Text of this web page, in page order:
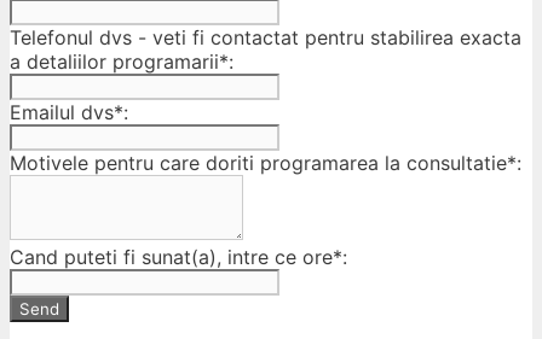
Telefonul dvs - veti fi contactat pentru stabilirea exacta
a detaliilor programarii*:
Emailul dvs*:
Motivele pentru care doriti programarea la consultatie*:
Cand puteti fi sunat(a), intre ce ore*:
Send